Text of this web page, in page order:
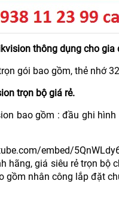
thông dụng cho gia
gói bao gồm, thẻ nhớ
trọn bộ giá rẻ.
bao gồm : đầu ghi
embed/
hãng, giá siêu rẻ trọn bộ
gồm nhân công lắp đặt